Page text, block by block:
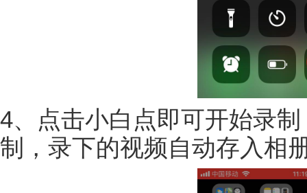
4、点击小白点即可开始录
制，录下的视频自动存入相